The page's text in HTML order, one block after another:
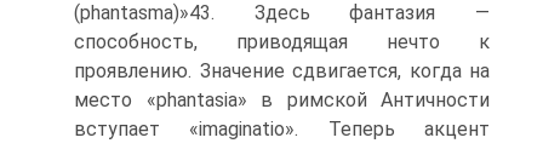
(phantasma)»43. Здесь фантазия —
способность, приводящая нечто к
проявлению. Зна­чение сдвигается, когда на
место «phantasia» в римской Античности
вступает «imaginatio». Теперь акцент